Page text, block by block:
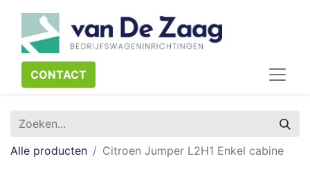
CONTACT​​​​
Alle producten Citroen Jumper L2H1 Enkel cabine